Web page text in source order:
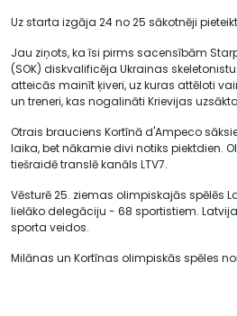
Uz starta izgāja 24 no 25 sākotnēji
Jau ziņots, ka īsi pirms sacensībām
(SOK) diskvalificēja Ukrainas
atteicās mainīt ķiveri, uz kuras attēloti
un treneri, kas nogalināti Krievijas
Otrais brauciens Kortīnā d'Ampeco
laika, bet nākamie divi notiks piektdien.
tiešraidē translē kanāls LTV7.
Vēsturē 25. ziemas olimpiskajās spēlēs
lielāko delegāciju - 68 sportistiem.
sporta veidos.
Milānas un Kortīnas olimpiskās spēles